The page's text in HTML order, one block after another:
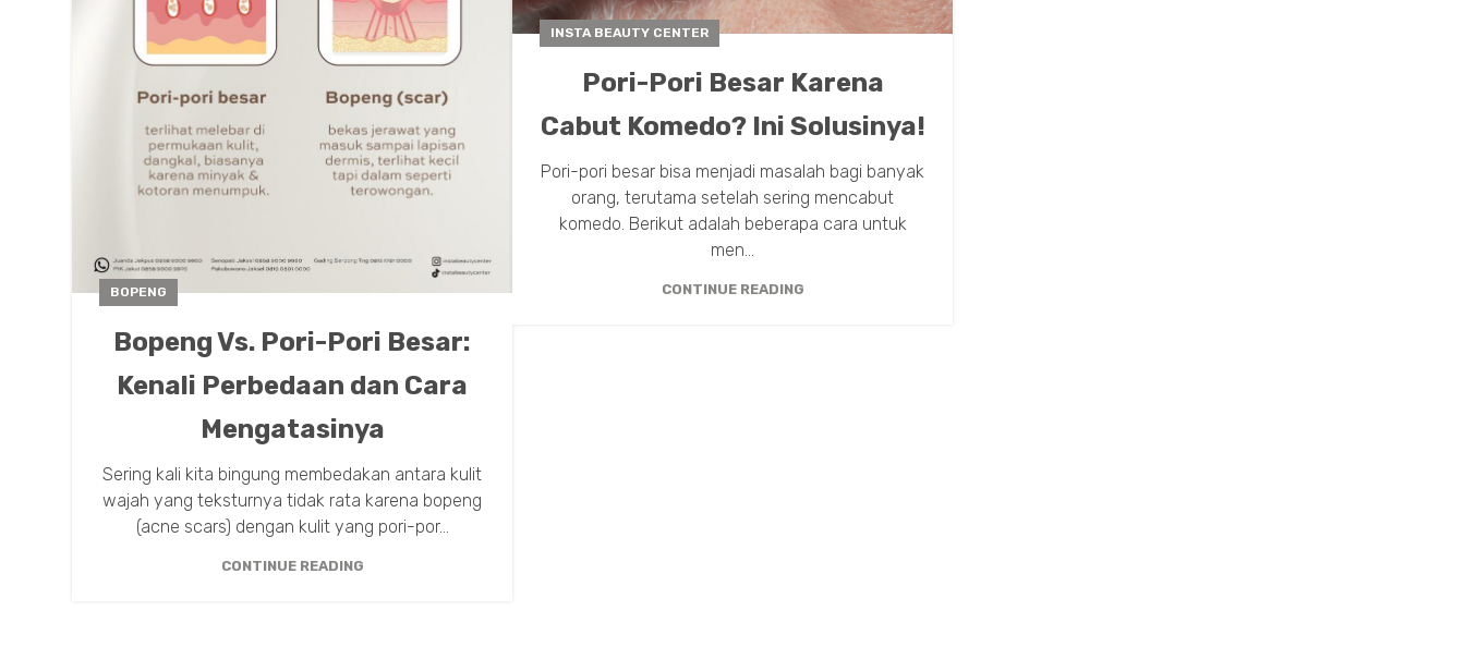
BOPENG
Bopeng Vs. Pori-Pori Besar:
Kenali Perbedaan dan Cara
Mengatasinya
Sering kali kita bingung membedakan antara kulit
wajah yang teksturnya tidak rata karena bopeng
(acne scars) dengan kulit yang pori-por...
CONTINUE READING
INSTA BEAUTY CENTER
Pori-Pori Besar Karena
Cabut Komedo? Ini Solusinya!
Pori-pori besar bisa menjadi masalah bagi banyak
orang, terutama setelah sering mencabut
komedo. Berikut adalah beberapa cara untuk
men...
CONTINUE READING